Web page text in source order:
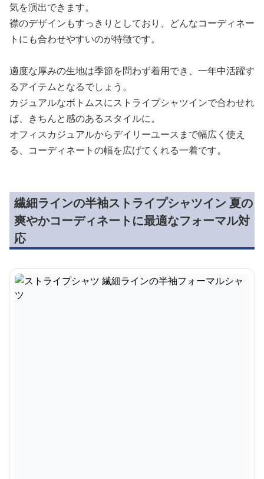
気を演出できます。
襟のデザインもすっきりとしており、どんなコーディネー
トにも合わせやすいのが特徴です。
適度な厚みの生地は季節を問わず着用でき、一年中活躍す
るアイテムとなるでしょう。
カジュアルなボトムスにストライプシャツインで合わせれ
ば、きちんと感のあるスタイルに。
オフィスカジュアルからデイリーユースまで幅広く使え
る、コーディネートの幅を広げてくれる一着です。
繊細ラインの半袖ストライプシャツイン 夏の
爽やかコーディネートに最適なフォーマル対
応